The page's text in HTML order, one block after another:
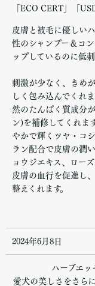
「ECO CERT」「
皮膚と被毛に優しい
性のシャンプー＆コ
ップしているのに低
刺激が少なく、きめ
しく包み込んでくれ
然のたんぱく質成分
ン)を補修してくれま
やかで輝くツヤ・コ
ラン配合で皮膚の潤
ョウジエキス、ロー
皮膚の血行を促進し
整えくれます。
2024年6月8日
ハーブエ
愛犬の美しさをさら